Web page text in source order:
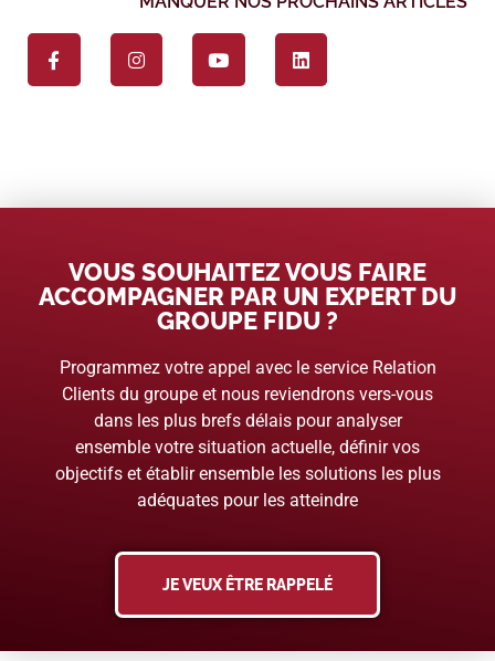
VOUS SOUHAITEZ VOUS FAIRE
ACCOMPAGNER PAR UN EXPERT DU
GROUPE FIDU ?
Programmez votre appel avec le service Relation
Clients du groupe et nous reviendrons vers-vous
dans les plus brefs délais pour analyser
ensemble votre situation actuelle, définir vos
objectifs et établir ensemble les solutions les plus
adéquates pour les atteindre
JE VEUX ÊTRE RAPPELÉ